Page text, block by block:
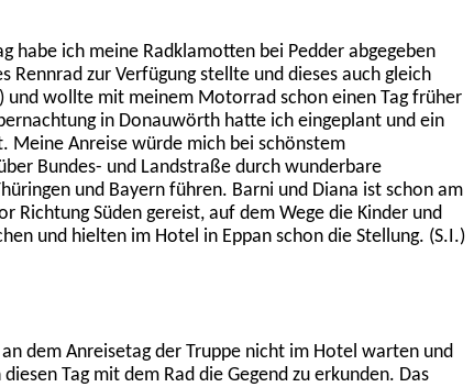
habe ich meine Radklamotten bei Pedder abgegeben
Rennrad zur Verfügung stellte und dieses auch gleich
und wollte mit meinem Motorrad schon einen Tag früher
in Donauwörth hatte ich eingeplant und ein
Meine Anreise würde mich bei schönstem
Bundes- und Landstraße durch wunderbare
und Bayern führen. Barni und Diana ist schon am
Richtung Süden gereist, auf dem Wege die Kinder und
und hielten im Hotel in Eppan schon die Stellung. (S.I.)
dem Anreisetag der Truppe nicht im Hotel warten und
diesen Tag mit dem Rad die Gegend zu erkunden. Das